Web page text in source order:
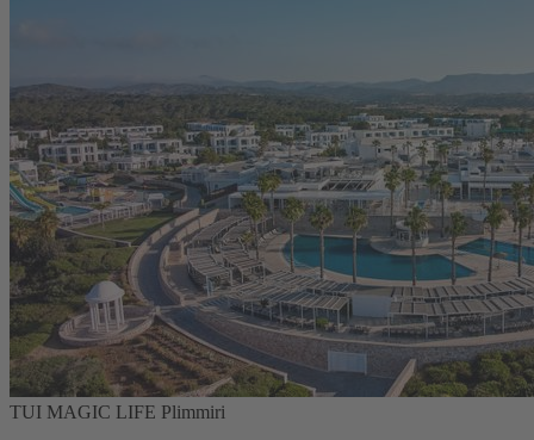
TUI MAGIC LIFE Plimmiri